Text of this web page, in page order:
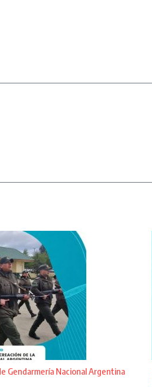
Gendarmería Nacional Argentina